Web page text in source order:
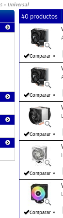
» Universal
40 productos
Comparar »
Comparar »
Comparar »
Comparar »
Comparar »